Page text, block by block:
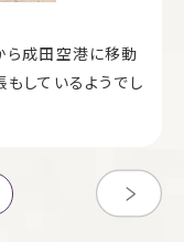
ら成田空港に移動
しているようでし